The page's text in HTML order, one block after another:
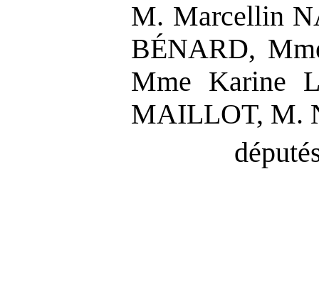
M. Marcellin
BÉNARD,
Mme Karine
MAILLOT, M.